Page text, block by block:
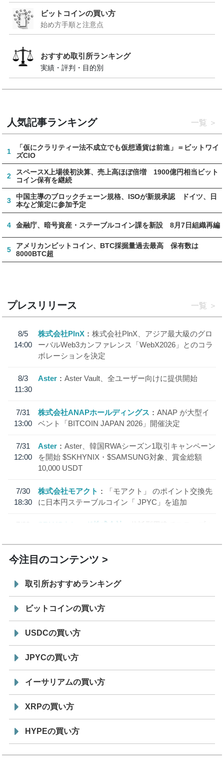
ビットコインの買い方
始め方手順と注意点
おすすめ取引所ランキング
実績・評判・目的別
人気記事ランキング 一覧
1
「仮にクラリティー法不成立でも仮想通貨は前進」＝ビットワイ
ズCIO
2
スペースX上場後初決算、売上高ほぼ倍増 1900億円相当ビット
コイン保有を継続
3
中国主導のブロックチェーン規格、ISOが新規承認 ドイツ、日
本など策定に参加予定
4 金融庁、暗号資産・ステーブルコイン課を新設 8月7日組織再編
5
アメリカンビットコイン、BTC採掘量過去最高 保有数は
8000BTC超
プレスリリース 一覧
8/5
14:00
株式会社PlnX
株式会社PlnX、アジア最大級のグロ
ーバルWeb3カンファレンス「WebX2026」とのコラ
ボレーションを決定
8/3
11:30
Aster Aster Vault、全ユーザー向けに提供開始
7/31
13:00
株式会社ANAPホールディングス
ANAP が大型イ
ベント「BITCOIN JAPAN 2026」開催決定
7/31
12:00
Aster
Aster、韓国RWAシーズン1取引キャンペーン
を開始 $SKHYNIX・$SAMSUNG対象、賞金総額
10,000 USDT
7/30
18:30
株式会社モアクト
「モアクト」 のポイント交換先
に日本円ステーブルコイン「 JPYC」を追加
7/29
SBI VCトレード株式会社
信託型円建てステーブル
今注目のコンテンツ
取引所おすすめランキング
ビットコインの買い方
USDCの買い方
JPYCの買い方
イーサリアムの買い方
XRPの買い方
HYPEの買い方